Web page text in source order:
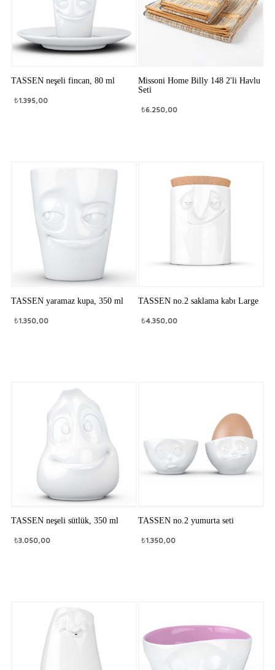
TASSEN neşeli fincan, 80 ml
₺1.395,00
Missoni Home Billy 148 2'li Havlu
Seti
₺6.250,00
TASSEN yaramaz kupa, 350 ml
₺1.350,00
TASSEN no.2 saklama kabı Large
₺4.350,00
TASSEN neşeli sütlük, 350 ml
₺3.050,00
TASSEN no.2 yumurta seti
₺1.350,00